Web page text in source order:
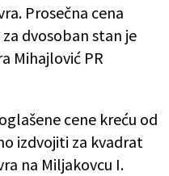
Prosečna cena
dvosoban stan je
Mihajlović PR
cene kreću od
izdvojiti za kvadrat
na Miljakovcu I.